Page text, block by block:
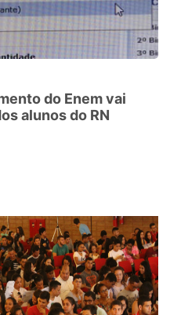
do Enem vai
alunos do RN